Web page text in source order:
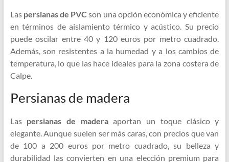
Las persianas de PVC son una opción económica y eficiente
en términos de aislamiento térmico y acústico. Su precio
puede oscilar entre 40 y 120 euros por metro cuadrado.
Además, son resistentes a la humedad y a los cambios de
temperatura, lo que las hace ideales para la zona costera de
Calpe.
Persianas de madera
Laspersianas de maderaaportan un toque clásico y
elegante. Aunque suelen ser más caras, con precios que van
de 100 a 200 euros por metro cuadrado, su belleza y
durabilidad las convierten en una elección premium para